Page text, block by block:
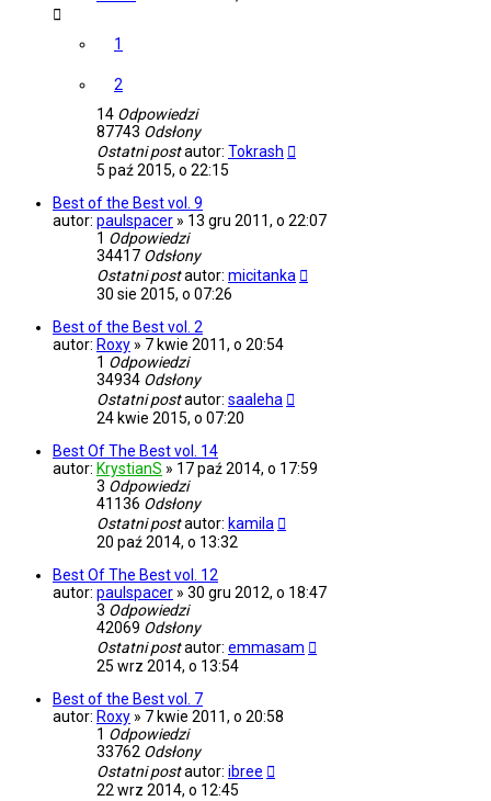
1
2
14 Odpowiedzi
87743 Odsłony
Ostatni postautor: Tokrash
5 paź 2015, o 22:15
Best of the Best vol. 9
autor: paulspacer » 13 gru 2011, o 22:07
1 Odpowiedzi
34417 Odsłony
Ostatni postautor: micitanka
30 sie 2015, o 07:26
Best of the Best vol. 2
autor: Roxy » 7 kwie 2011, o 20:54
1 Odpowiedzi
34934 Odsłony
Ostatni postautor: saaleha
24 kwie 2015, o 07:20
Best Of The Best vol. 14
autor: KrystianS » 17 paź 2014, o 17:59
3 Odpowiedzi
41136 Odsłony
Ostatni postautor: kamila
20 paź 2014, o 13:32
Best Of The Best vol. 12
autor: paulspacer » 30 gru 2012, o 18:47
3 Odpowiedzi
42069 Odsłony
Ostatni postautor: emmasam
25 wrz 2014, o 13:54
Best of the Best vol. 7
autor: Roxy » 7 kwie 2011, o 20:58
1 Odpowiedzi
33762 Odsłony
Ostatni postautor: ibree
22 wrz 2014, o 12:45